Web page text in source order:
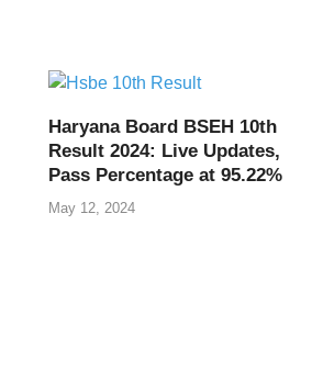
Haryana Board BSEH 10th
Result 2024: Live Updates,
Pass Percentage at 95.22%
May 12, 2024